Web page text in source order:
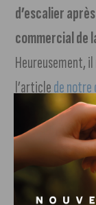
d’escalier
commercial de
Heureusement, il
l’articlede notre
J'AIME LE DFCO